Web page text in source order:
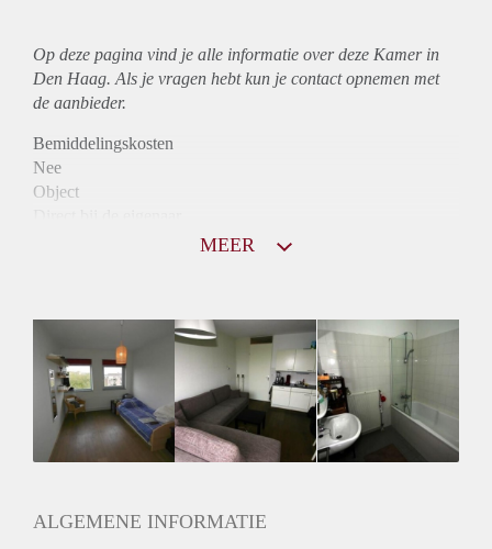
Op deze pagina vind je alle informatie over deze Kamer in
Den Haag. Als je vragen hebt kun je contact opnemen met
de aanbieder.
Bemiddelingskosten
Nee
Object
Niet mogelijk
Inkomen eis
N.V.T.
Huurtermijn
Onbepaalde termijn
MEER
ALGEMENE INFORMATIE